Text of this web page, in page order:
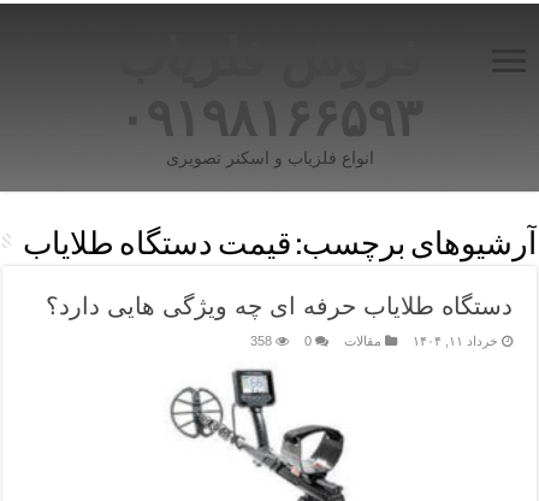
۰۹۱۹۸۱۶۶۵۹۳
انواع فلزیاب و اسکنر تصویری
آرشیوهای برچسب: قیمت دستگاه طلایاب
دستگاه طلایاب حرفه ای چه ویژگی هایی دارد؟
خرداد ۱۱, ۱۴۰۴ مقالات 0
358